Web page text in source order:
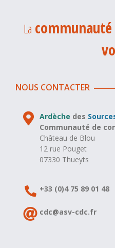
La
NOUS CONTACTER
Ardèche des
Communauté de
Château de Blou
12 rue Pouget
07330 Thueyts
+33 (0)4 75 89 01 48
cdc@asv-cdc.fr